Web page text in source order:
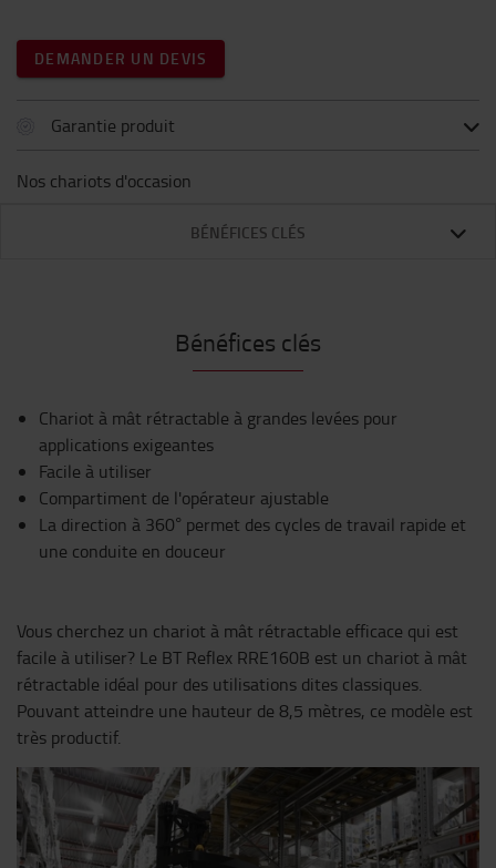
DEMANDER UN DEVIS
Garantie produit
Nos chariots d'occasion
BÉNÉFICES CLÉS
Bénéfices clés
Chariot à mât rétractable à grandes levées pour
applications exigeantes
Facile à utiliser
Compartiment de l'opérateur ajustable
La direction à 360° permet des cycles de travail rapide et
une conduite en douceur
Vous cherchez un chariot à mât rétractable efficace qui est
facile à utiliser? Le BT Reflex RRE160B est un chariot à mât
rétractable idéal pour des utilisations dites classiques.
Pouvant atteindre une hauteur de 8,5 mètres, ce modèle est
très productif.